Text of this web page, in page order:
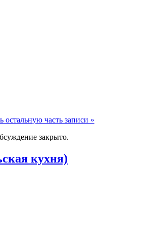
остальную часть записи »
закрыто.
кухня)